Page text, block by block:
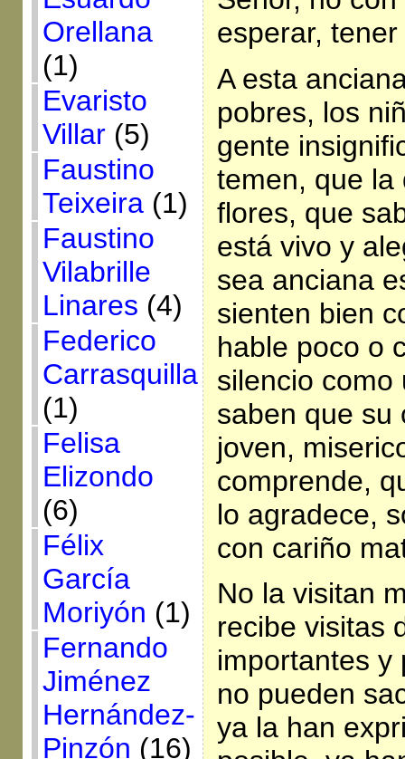
Orellana
(1)
Evaristo
Villar(5)
Faustino
Teixeira(1)
Faustino
Vilabrille
Linares (4)
Federico
Carrasquilla
(1)
Felisa
Elizondo
(6)
Félix
García
Moriyón (1)
Fernando
Jiménez
Hernández-
Pinzón (16)
esperar,
A esta
pobres, los
gente
temen, que la
flores, que
está vivo y
sea anciana
sienten bien
hable poco o
silencio como
saben que su
joven,
comprende,
lo agradece,
con cariño
No la visitan
recibe visitas
importantes y
no pueden
ya la han